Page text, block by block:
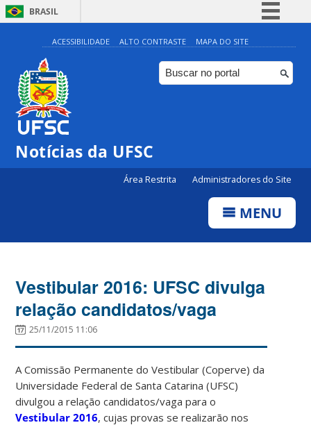
BRASIL
Simplifique!
Comunica BR
Participe
ACESSIBILIDADE ALTO CONTRASTE MAPA DO SITE
Notícias da UFSC
Área Restrita Administradores do Site
MENU
Vestibular 2016: UFSC divulga
relação candidatos/vaga
25/11/2015 11:06
A Comissão Permanente do Vestibular (Coperve) da
Universidade Federal de Santa Catarina (UFSC)
divulgou a relação candidatos/vaga para o
Vestibular 2016, cujas provas se realizarão nos